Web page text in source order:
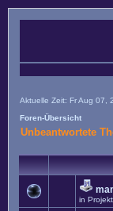
Aktuelle Zeit: Fr Aug 07,
Foren-Übersicht
Unbeantwortete
in